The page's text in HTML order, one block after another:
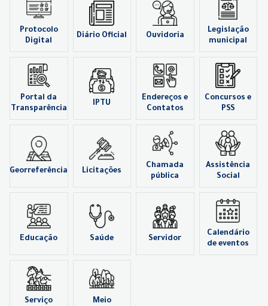
Protocolo
Digital
Diário Oficial Ouvidoria
Legislação
municipal
Portal da
Transparência
IPTU
Endereços e
Contatos
Concursos e
PSS
Georreferência Licitações
Chamada
pública
Assistência
Social
Educação Saúde Servidor
Calendário
de eventos
Serviço
Meio